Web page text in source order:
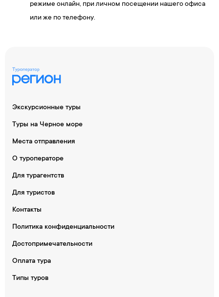
режиме онлайн, при личном посещении нашего офиса
или же по телефону.
Экскурсионные туры
Туры на Черное море
Места отправления
О туроператоре
Для турагентств
Для туристов
Контакты
Политика конфиденциальности
Достопримечательности
Оплата тура
Типы туров